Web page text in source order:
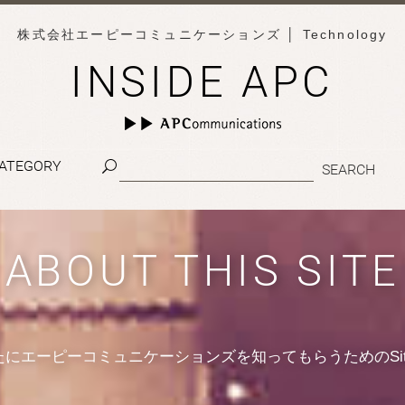
株式会社エーピーコミュニケーションズ │ Technology
INSIDE APC
ABOUT THIS SITE
にエーピーコミュニケーションズを知ってもらうための